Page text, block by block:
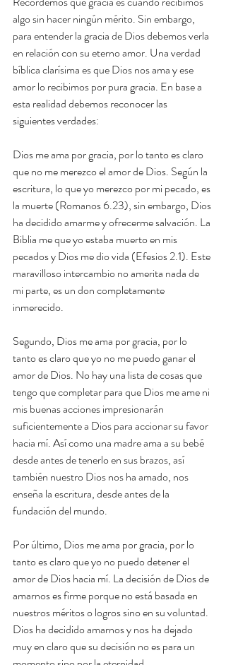
algo sin hacer ningún mérito. Sin embargo,
para entender la gracia de Dios debemos verla
en relación con su eterno amor. Una verdad
bíblica clarísima es que Dios nos ama y ese
amor lo recibimos por pura gracia. En base a
esta realidad debemos reconocer las
siguientes verdades:
Dios me ama por gracia, por lo tanto es claro
que no me merezco el amor de Dios. Según la
escritura, lo que yo merezco por mi pecado, es
la muerte (Romanos 6.23), sin embargo, Dios
ha decidido amarme y ofrecerme salvación. La
Biblia me que yo estaba muerto en mis
pecados y Dios me dio vida (Efesios 2.1). Este
maravilloso intercambio no amerita nada de
mi parte, es un don completamente
inmerecido.
Segundo, Dios me ama por gracia, por lo
tanto es claro que yo no me puedo ganar el
amor de Dios. No hay una lista de cosas que
tengo que completar para que Dios me ame ni
mis buenas acciones impresionarán
suficientemente a Dios para accionar su favor
hacia mí. Así como una madre ama a su bebé
desde antes de tenerlo en sus brazos, así
también nuestro Dios nos ha amado, nos
enseña la escritura, desde antes de la
fundación del mundo.
Por último, Dios me ama por gracia, por lo
tanto es claro que yo no puedo detener el
amor de Dios hacia mí. La decisión de Dios de
amarnos es firme porque no está basada en
nuestros méritos o logros sino en su voluntad.
Dios ha decidido amarnos y nos ha dejado
muy en claro que su decisión no es para un